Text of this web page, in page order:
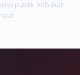
publik. Ini bukan